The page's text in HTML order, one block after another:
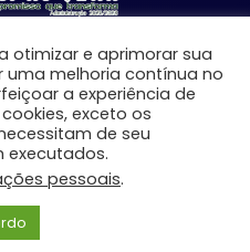
Municipal de São Miguel
direitos reservados.
por:
otimizar e aprimorar sua
melhoria contínua no
a experiência de
exceto os
de seu
executados.
pessoais.